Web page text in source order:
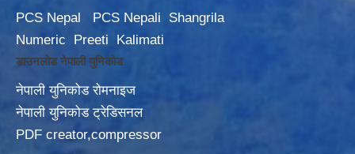
PCS Nepal PCS Nepali
Shangrila
Numeric
Preeti Kalimati
डाउनलोड नेपाली युनिकोड
नेपाली युनिकोड रोमनाइज
नेपाली युनिकोड ट्रेडिसनल
PDF creator,compressor